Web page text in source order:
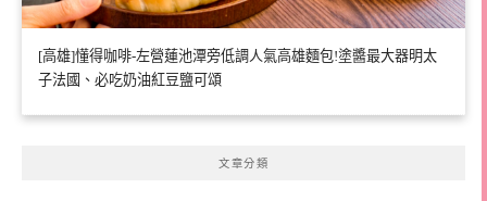
[高雄]懂得咖啡-左營蓮池潭旁低調人氣高雄麵包!塗醬最大器明太
子法國、必吃奶油紅豆鹽可頌
文章分類